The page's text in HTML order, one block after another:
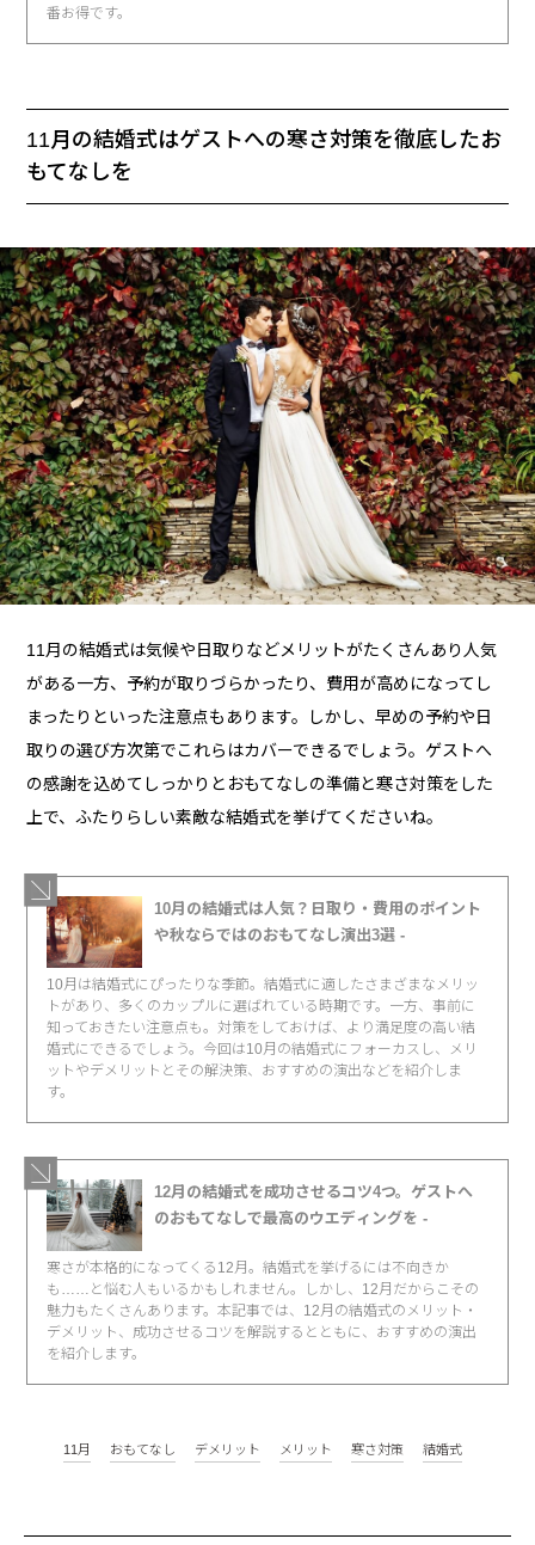
番お得です。
11月の結婚式はゲストへの寒さ対策を徹底したお
もてなしを
11月の結婚式は気候や日取りなどメリットがたくさんあり人気
がある一方、予約が取りづらかったり、費用が高めになってし
まったりといった注意点もあります。しかし、早めの予約や日
取りの選び方次第でこれらはカバーできるでしょう。ゲストへ
の感謝を込めてしっかりとおもてなしの準備と寒さ対策をした
上で、ふたりらしい素敵な結婚式を挙げてくださいね。
10月の結婚式は人気？日取り・費用のポイント
や秋ならではのおもてなし演出3選 -
10月は結婚式にぴったりな季節。結婚式に適したさまざまなメリッ
トがあり、多くのカップルに選ばれている時期です。一方、事前に
知っておきたい注意点も。対策をしておけば、より満足度の高い結
婚式にできるでしょう。今回は10月の結婚式にフォーカスし、メリ
ットやデメリットとその解決策、おすすめの演出などを紹介しま
す。
12月の結婚式を成功させるコツ4つ。ゲストへ
のおもてなしで最高のウエディングを -
寒さが本格的になってくる12月。結婚式を挙げるには不向きか
も……と悩む人もいるかもしれません。しかし、12月だからこその
魅力もたくさんあります。本記事では、12月の結婚式のメリット・
デメリット、成功させるコツを解説するとともに、おすすめの演出
を紹介します。
11月 おもてなし デメリット メリット 寒さ対策 結婚式